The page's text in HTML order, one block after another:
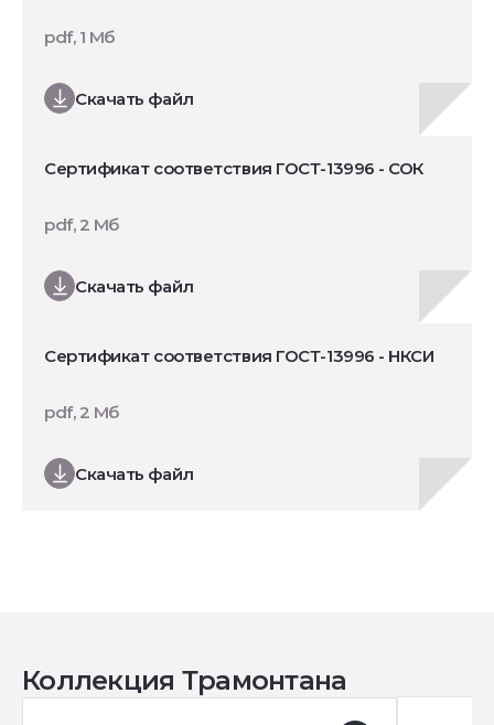
Скачать файл
pdf, 1 Мб
Сертификат соответствия ГОСТ-13996 - СОК
Скачать файл
pdf, 2 Мб
Сертификат соответствия ГОСТ-13996 - НКСИ
Скачать файл
pdf, 2 Мб
Коллекция Трамонтана